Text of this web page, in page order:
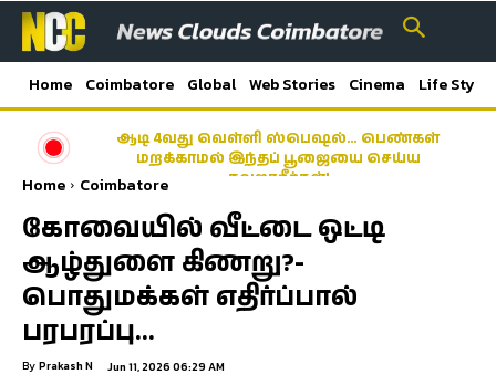
Home Coimbatore Global Web Stories Cinema Life Style
ஆடி 4வது வெள்ளி ஸ்பெஷல்… பெண்கள்
மறக்காமல் இந்தப் பூஜையை செய்ய
தவறாதீர்கள்!
Home Coimbatore
கோவையில் வீட்டை ஒட்டி
ஆழ்துளை கிணறு?-
பொதுமக்கள் எதிர்ப்பால்
பரபரப்பு…
By Prakash N Jun 11, 2026 06:29 AM